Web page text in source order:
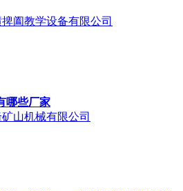
阖教学设备有限公司
哪些厂家
山机械有限公司